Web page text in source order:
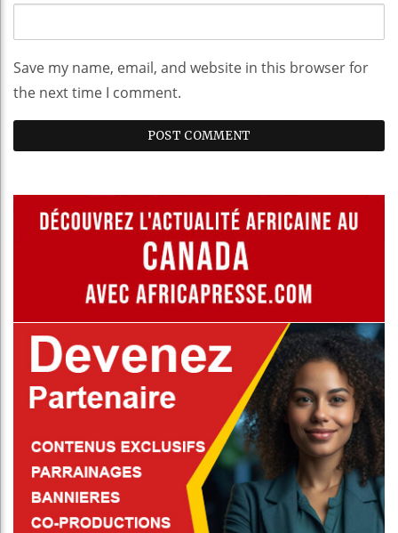
Save my name, email, and website in this browser for
the next time I comment.